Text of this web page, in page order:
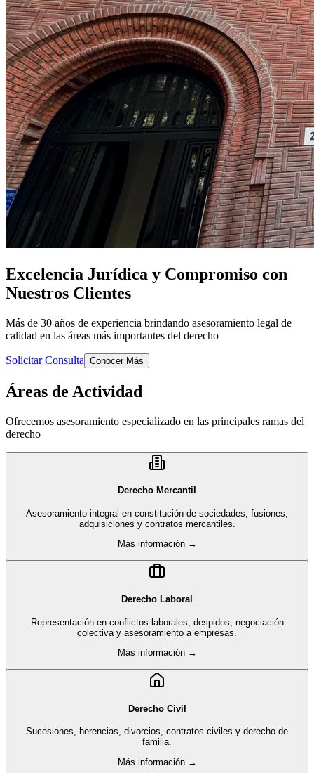
Excelencia Jurídica y Compromiso con
Nuestros Clientes
Más de 30 años de experiencia brindando asesoramiento legal de
calidad en las áreas más importantes del derecho
Solicitar Consulta Conocer Más
Áreas de Actividad
Ofrecemos asesoramiento especializado en las principales ramas del
derecho
Derecho Mercantil
Asesoramiento integral en constitución de sociedades, fusiones,
adquisiciones y contratos mercantiles.
Más información →
Derecho Laboral
Representación en conflictos laborales, despidos, negociación
colectiva y asesoramiento a empresas.
Más información →
Derecho Civil
Sucesiones, herencias, divorcios, contratos civiles y derecho de
familia.
Más información →